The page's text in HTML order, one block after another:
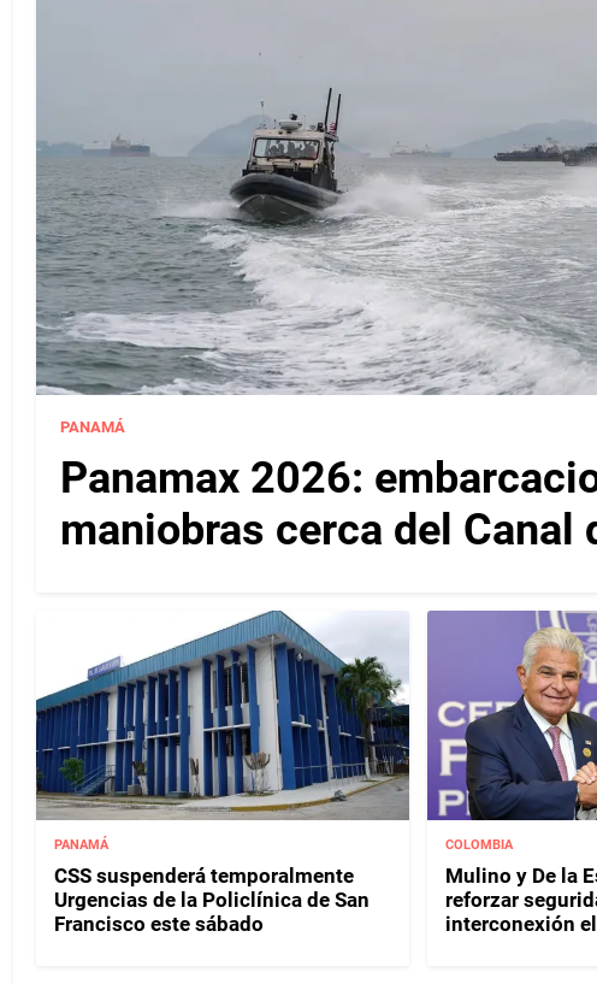
PANAMÁ
Panamax 2026:
maniobras cerca del Canal
PANAMÁ
CSS suspenderá temporalmente
Urgencias de la Policlínica de San
Francisco este sábado
COLOMBIA
Mulino y De la
reforzar
interconexión